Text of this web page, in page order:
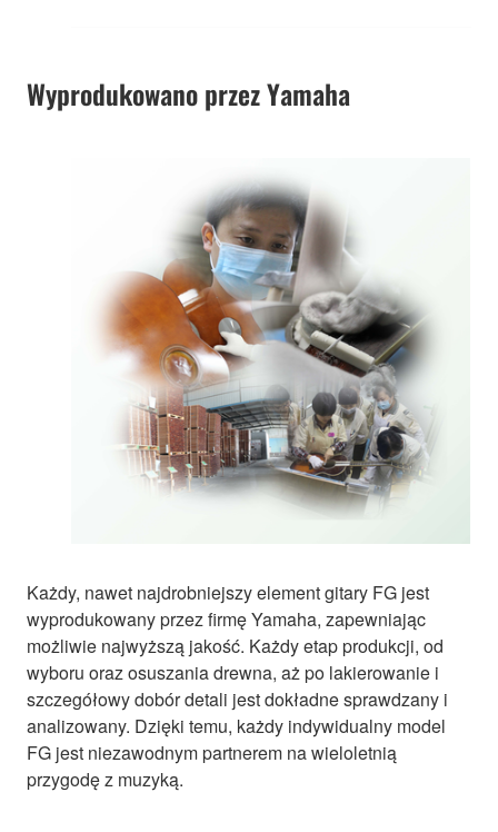
Wyprodukowano przez Yamaha
Każdy, nawet najdrobniejszy element gitary FG jest
wyprodukowany przez firmę Yamaha, zapewniając
możliwie najwyższą jakość. Każdy etap produkcji, od
wyboru oraz osuszania drewna, aż po lakierowanie i
szczegółowy dobór detali jest dokładne sprawdzany i
analizowany. Dzięki temu, każdy indywidualny model
FG jest niezawodnym partnerem na wieloletnią
przygodę z muzyką.